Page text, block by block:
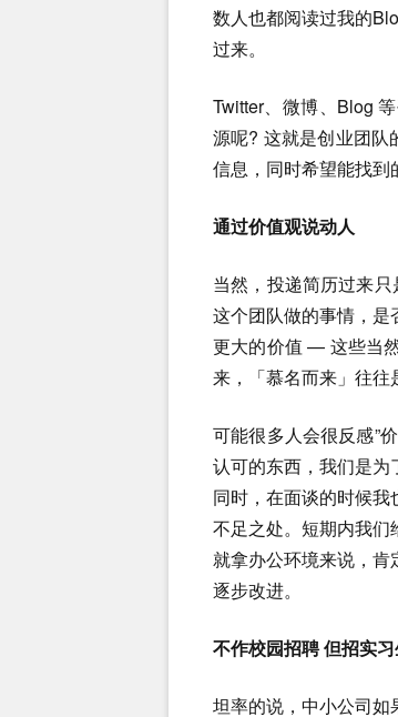
数人也都阅读过我的
过来。
Twitter、微博、Blog
源呢? 这就是创业团
信息，同时希望能找到
通过价值观说动人
当然，投递简历过来
这个团队做的事情，
更大的价值 — 这些当
来，「慕名而来」往往
可能很多人会很反感”
认可的东西，我们是为
同时，在面谈的时候
不足之处。短期内我
就拿办公环境来说，
逐步改进。
不作校园招聘 但招实
坦率的说，中小公司如